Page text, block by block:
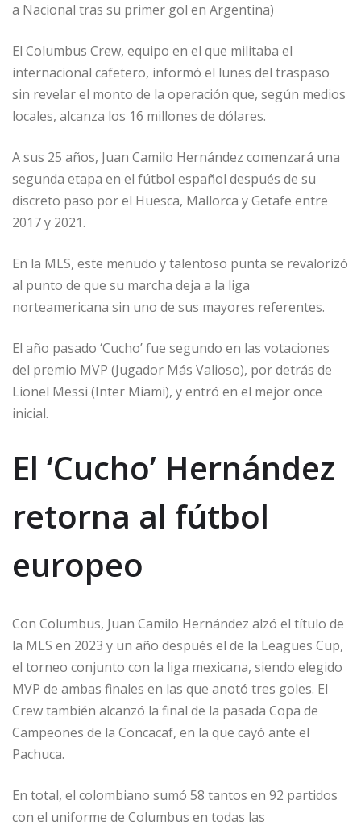
a Nacional tras su primer gol en Argentina)
El Columbus Crew, equipo en el que militaba el
internacional cafetero, informó el lunes del traspaso
sin revelar el monto de la operación que, según medios
locales, alcanza los 16 millones de dólares.
A sus 25 años, Juan Camilo Hernández comenzará una
segunda etapa en el fútbol español después de su
discreto paso por el Huesca, Mallorca y Getafe entre
2017 y 2021.
En la MLS, este menudo y talentoso punta se revalorizó
al punto de que su marcha deja a la liga
norteamericana sin uno de sus mayores referentes.
El año pasado ‘Cucho’ fue segundo en las votaciones
del premio MVP (Jugador Más Valioso), por detrás de
Lionel Messi (Inter Miami), y entró en el mejor once
inicial.
El ‘Cucho’ Hernández
retorna al fútbol
europeo
Con Columbus, Juan Camilo Hernández alzó el título de
la MLS en 2023 y un año después el de la Leagues Cup,
el torneo conjunto con la liga mexicana, siendo elegido
MVP de ambas finales en las que anotó tres goles. El
Crew también alcanzó la final de la pasada Copa de
Campeones de la Concacaf, en la que cayó ante el
Pachuca.
En total, el colombiano sumó 58 tantos en 92 partidos
con el uniforme de Columbus en todas las